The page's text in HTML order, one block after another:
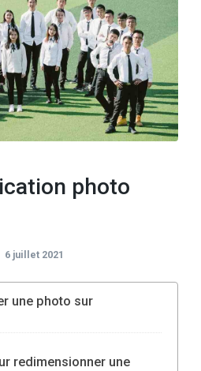
photo
6 juillet 2021
une photo sur
redimensionner une